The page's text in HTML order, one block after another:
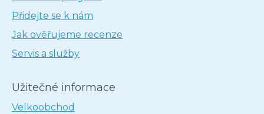
Přidejte se k nám
Jak ověřujeme recenze
Servis a služby
Užitečné informace
Velkoobchod